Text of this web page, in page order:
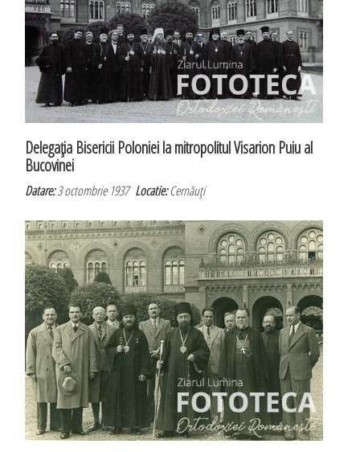
Delegaţia Bisericii Poloniei la mitropolitul Visarion Puiu al
Bucovinei
Datare:3 octombrie 1937Locatie:Cernăuţi